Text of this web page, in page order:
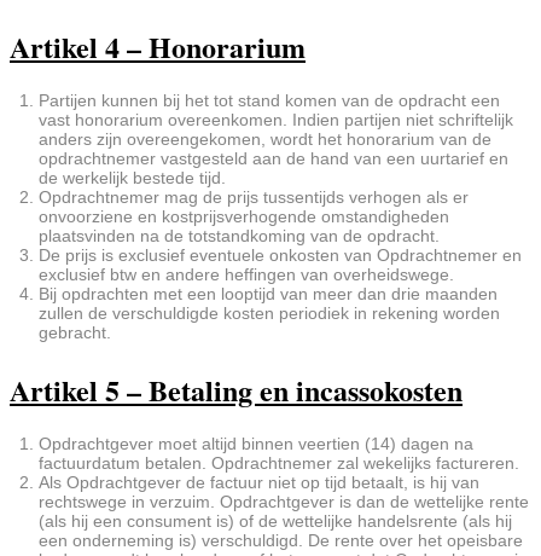
Artikel 4 – Honorarium
Partijen kunnen bij het tot stand komen van de opdracht een
vast honorarium overeenkomen. Indien partijen niet schriftelijk
anders zijn overeengekomen, wordt het honorarium van de
opdrachtnemer vastgesteld aan de hand van een uurtarief en
de werkelijk bestede tijd.
Opdrachtnemer mag de prijs tussentijds verhogen als er
onvoorziene en kostprijsverhogende omstandigheden
plaatsvinden na de totstandkoming van de opdracht.
De prijs is exclusief eventuele onkosten van Opdrachtnemer en
exclusief btw en andere heffingen van overheidswege.
Bij opdrachten met een looptijd van meer dan drie maanden
zullen de verschuldigde kosten periodiek in rekening worden
gebracht.
Artikel 5 – Betaling en incassokosten
Opdrachtgever moet altijd binnen veertien (14) dagen na
factuurdatum betalen. Opdrachtnemer zal wekelijks factureren.
Als Opdrachtgever de factuur niet op tijd betaalt, is hij van
rechtswege in verzuim. Opdrachtgever is dan de wettelijke rente
(als hij een consument is) of de wettelijke handelsrente (als hij
een onderneming is) verschuldigd. De rente over het opeisbare